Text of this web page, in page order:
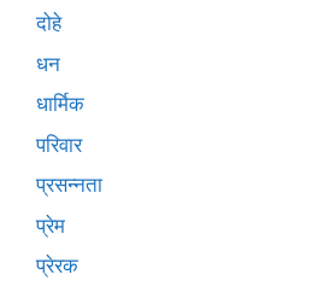
दोहे
धन
धार्मिक
परिवार
प्रसन्नता
प्रेम
प्रेरक